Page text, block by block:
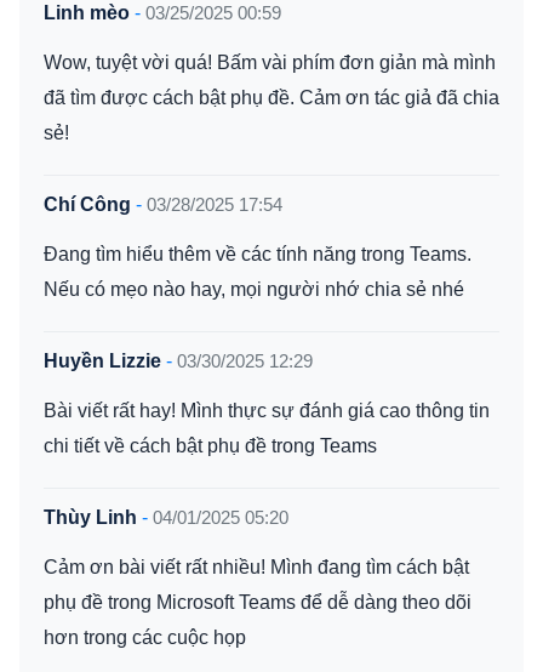
Linh mèo - 03/25/2025 00:59
Wow, tuyệt vời quá! Bấm vài phím đơn giản mà mình
đã tìm được cách bật phụ đề. Cảm ơn tác giả đã chia
sẻ!
Chí Công - 03/28/2025 17:54
Đang tìm hiểu thêm về các tính năng trong Teams.
Nếu có mẹo nào hay, mọi người nhớ chia sẻ nhé
Huyền Lizzie - 03/30/2025 12:29
Bài viết rất hay! Mình thực sự đánh giá cao thông tin
chi tiết về cách bật phụ đề trong Teams
Thùy Linh - 04/01/2025 05:20
Cảm ơn bài viết rất nhiều! Mình đang tìm cách bật
phụ đề trong Microsoft Teams để dễ dàng theo dõi
hơn trong các cuộc họp